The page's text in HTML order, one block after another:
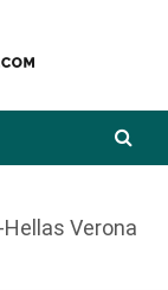
Verona